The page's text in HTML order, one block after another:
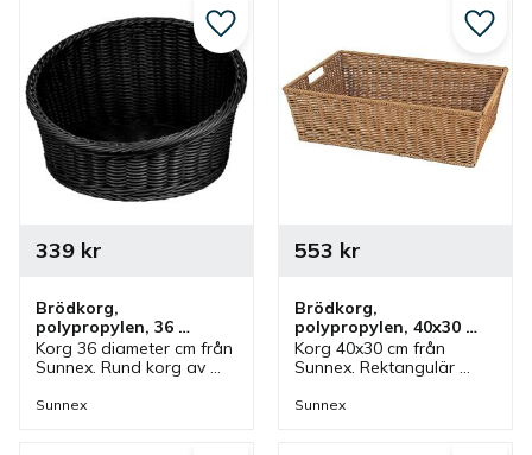
Brödkorg,
polypropylen, 36
diameter cm, svart
Korg 36 diameter cm från
Sunnex. Rund korg av
korg som ingår i en serie
339kr
Sunnex
Lägg till i favoriter
Brödkorg,
polypropylen, 40x30
cm, brun
Korg 40x30 cm från
Sunnex. Rektangulär
brunt. En korg som ingår
553 kr
Sunnex
Lägg